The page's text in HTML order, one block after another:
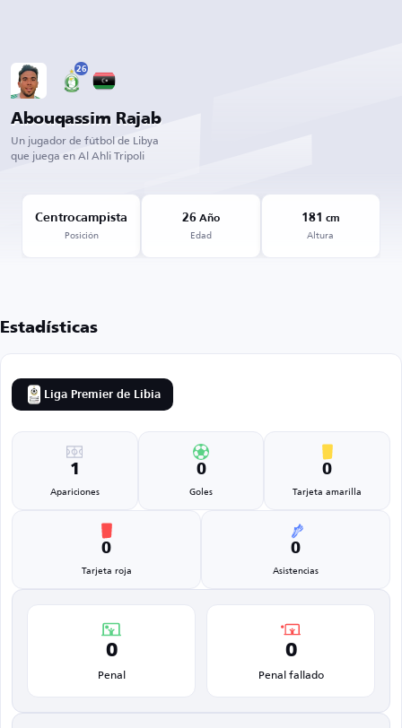
26
Abouqassim Rajab
Un jugador de fútbol de Libya
que juega en Al Ahli Tripoli
Centrocampista
Posición
26Año
Edad
181 cm
Altura
Estadísticas
Liga Premier de Libia
1
Apariciones
0
Goles
0
Tarjeta amarilla
0
Tarjeta roja
0
Asistencias
0
Penal
0
Penal fallado